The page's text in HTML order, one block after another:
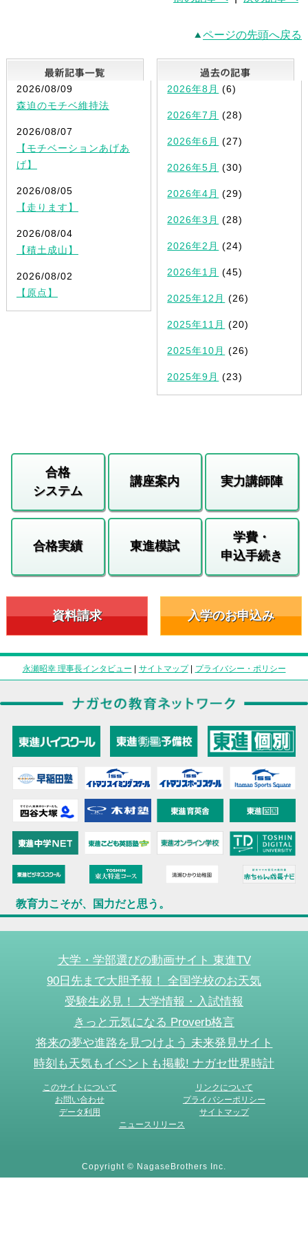
ページの先頭へ戻る
最新記事一覧
2026/08/09
森迫のモチベ維持法
2026/08/07
【モチベーションあげあ
げ】
2026/08/05
【走ります】
2026/08/04
【積土成山】
2026/08/02
【原点】
2026年8月 (6)
2026年7月 (28)
2026年6月 (27)
2026年5月 (30)
2026年4月 (29)
2026年3月 (28)
2026年2月 (24)
2026年1月 (45)
2025年12月 (26)
2025年11月 (20)
2025年10月 (26)
2025年9月 (23)
合格
システム
講座案内 実力講師陣
合格実績 東進模試
学費・
申込手続き
資料請求 入学のお申込み
永瀬昭幸 理事長インタビュー | サイトマップ| プライバシー・ポリシー
教育力こそが、国力だと思う。
大学・学部選びの動画サイト 東進TV
90日先まで大胆予報！ 全国学校のお天気
受験生必見！ 大学情報・入試情報
きっと元気になる Proverb格言
将来の夢や進路を見つけよう 未来発見サイト
時刻も天気もイベントも掲載! ナガセ世界時計
このサイトについて
リンクについて
お問い合わせ
プライバシーポリシー
データ利用
サイトマップ
ニュースリリース
Copyright © NagaseBrothers Inc.